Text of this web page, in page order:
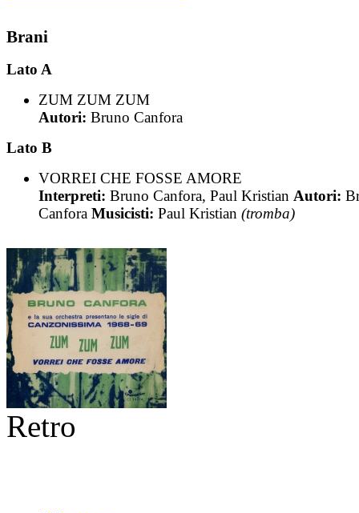
Brani
Lato A
ZUM ZUM ZUM
Autori: Bruno Canfora
Lato B
VORREI CHE FOSSE AMORE
Interpreti: Bruno Canfora, Paul Kristian Autori:
Canfora Musicisti: Paul Kristian (tromba)
Retro